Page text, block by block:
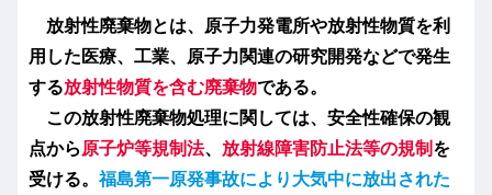
放射性廃棄物とは、原子力発電所や放射性物質を利
用した医療、工業、原子力関連の研究開発などで発生
する放射性物質を含む廃棄物である。
この放射性廃棄物処理に関しては、安全性確保の観
点から 原子炉等規制法、 放射線障害防止法等の規制 を
受ける。福島第一原発事故により大気中に放出された